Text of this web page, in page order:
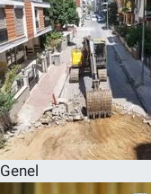
Genel